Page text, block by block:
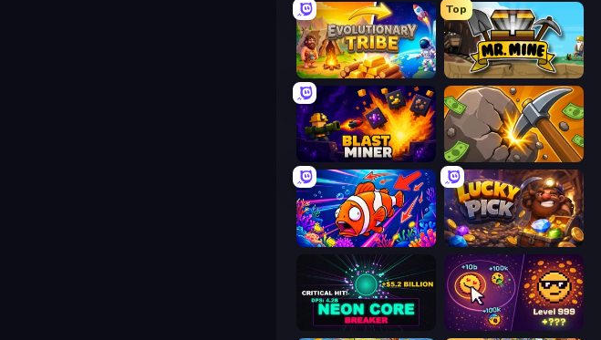
Evolutionary Tribe
Top
Mr. Mine
Blast Miner Mine Clicker
Fish Catch Idle Lucky Pick
Neon Core Breaker Dominate All Shapes